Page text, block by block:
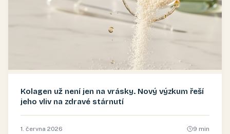
Kolagen už není jen na vrásky. Nový výzkum řeší
jeho vliv na zdravé stárnutí
1. června 2026 9 min